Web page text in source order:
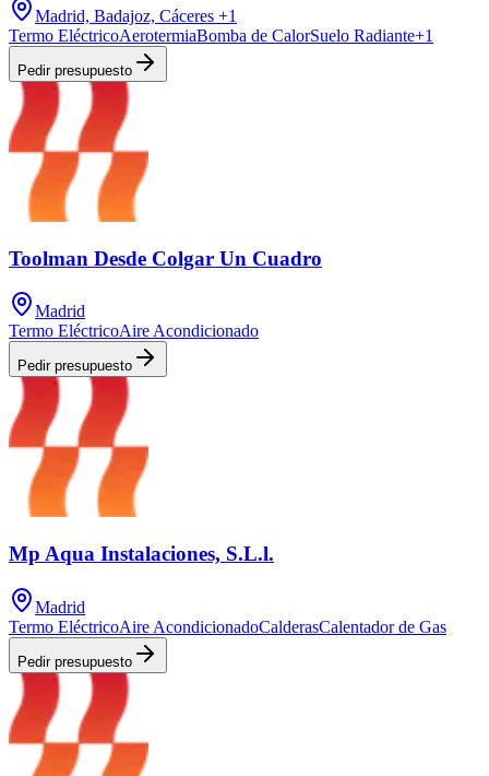
Madrid, Badajoz, Cáceres +1
Termo EléctricoAerotermiaBomba de CalorSuelo Radiante+1
Pedir presupuesto
Toolman Desde Colgar Un Cuadro
Madrid
Termo EléctricoAire Acondicionado
Pedir presupuesto
Mp Aqua Instalaciones, S.L.l.
Madrid
Termo EléctricoAire AcondicionadoCalderasCalentador de Gas
Pedir presupuesto